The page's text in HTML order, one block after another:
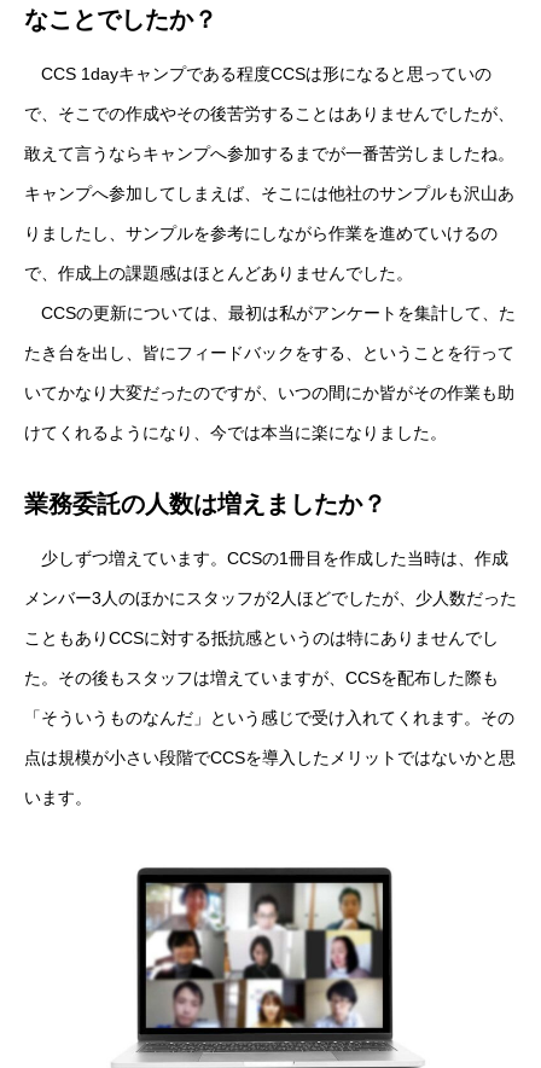
なことでしたか？
CCS 1dayキャンプである程度CCSは形になると思っていの
で、そこでの作成やその後苦労することはありませんでしたが、
敢えて言うならキャンプへ参加するまでが一番苦労しましたね。
キャンプへ参加してしまえば、そこには他社のサンプルも沢山あ
りましたし、サンプルを参考にしながら作業を進めていけるの
で、作成上の課題感はほとんどありませんでした。
CCSの更新については、最初は私がアンケートを集計して、た
たき台を出し、皆にフィードバックをする、ということを行って
いてかなり大変だったのですが、いつの間にか皆がその作業も助
けてくれるようになり、今では本当に楽になりました。
業務委託の人数は増えましたか？
少しずつ増えています。CCSの1冊目を作成した当時は、作成
メンバー3人のほかにスタッフが2人ほどでしたが、少人数だった
こともありCCSに対する抵抗感というのは特にありませんでし
た。その後もスタッフは増えていますが、CCSを配布した際も
「そういうものなんだ」という感じで受け入れてくれます。その
点は規模が小さい段階でCCSを導入したメリットではないかと思
います。